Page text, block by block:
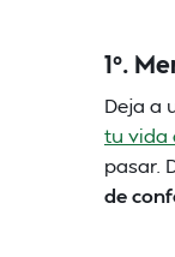
1º.
Deja a
tu vida
pasar.
de